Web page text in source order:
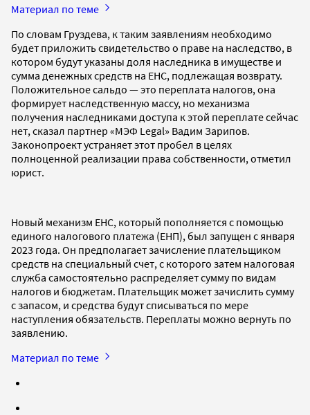
Материал по теме
По словам Груздева, к таким заявлениям необходимо
будет приложить свидетельство о праве на наследство, в
котором будут указаны доля наследника в имуществе и
сумма денежных средств на ЕНС, подлежащая возврату.
Положительное сальдо — это переплата налогов, она
формирует наследственную массу, но механизма
получения наследниками доступа к этой переплате сейчас
нет, сказал партнер «МЭФ Legal» Вадим Зарипов.
Законопроект устраняет этот пробел в целях
полноценной реализации права собственности, отметил
юрист.
Новый механизм ЕНС, который пополняется с помощью
единого налогового платежа (ЕНП), был запущен с января
2023 года. Он предполагает зачисление плательщиком
средств на специальный счет, с которого затем налоговая
служба самостоятельно распределяет сумму по видам
налогов и бюджетам. Плательщик может зачислить сумму
с запасом, и средства будут списываться по мере
наступления обязательств. Переплаты можно вернуть по
заявлению.
Материал по теме